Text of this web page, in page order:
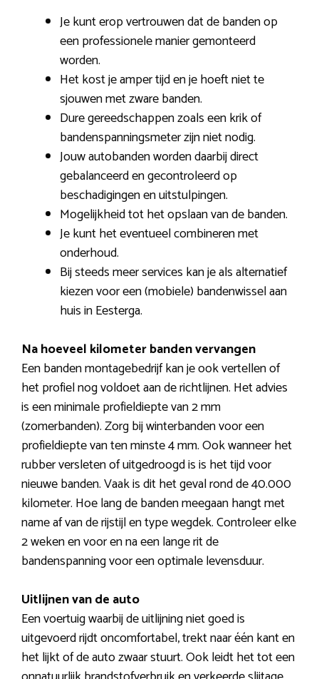
Je kunt erop vertrouwen dat de banden op
een professionele manier gemonteerd
worden.
Het kost je amper tijd en je hoeft niet te
sjouwen met zware banden.
Dure gereedschappen zoals een krik of
bandenspanningsmeter zijn niet nodig.
Jouw autobanden worden daarbij direct
gebalanceerd en gecontroleerd op
beschadigingen en uitstulpingen.
Mogelijkheid tot het opslaan van de banden.
Je kunt het eventueel combineren met
onderhoud.
Bij steeds meer services kan je als alternatief
kiezen voor een (mobiele) bandenwissel aan
huis in Eesterga.
Na hoeveel kilometer banden vervangen
Een banden montagebedrijf kan je ook vertellen of
het profiel nog voldoet aan de richtlijnen. Het advies
is een minimale profieldiepte van 2 mm
(zomerbanden). Zorg bij winterbanden voor een
profieldiepte van ten minste 4 mm. Ook wanneer het
rubber versleten of uitgedroogd is is het tijd voor
nieuwe banden. Vaak is dit het geval rond de 40.000
kilometer. Hoe lang de banden meegaan hangt met
name af van de rijstijl en type wegdek. Controleer elke
2 weken en voor en na een lange rit de
bandenspanning voor een optimale levensduur.
Uitlijnen van de auto
Een voertuig waarbij de uitlijning niet goed is
uitgevoerd rijdt oncomfortabel, trekt naar één kant en
het lijkt of de auto zwaar stuurt. Ook leidt het tot een